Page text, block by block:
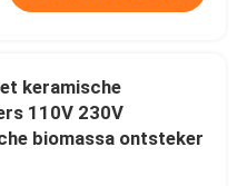
keramische
110V 230V
biomassa ontsteker